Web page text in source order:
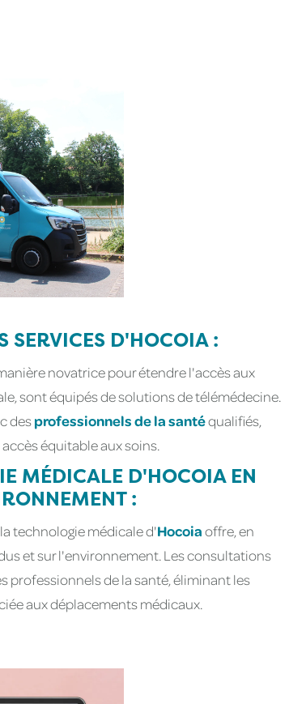
SERVICES D'HOCOIA :
novatrice pour étendre l'accès aux
sont équipés de solutions de télémédecine.
desprofessionnels de la santéqualifiés,
équitable aux soins.
MÉDICALE D'HOCOIA EN
:
technologie médicale d'Hocoiaoffre, en
et sur l'environnement. Les consultations
professionnels de la santé, éliminant les
aux déplacements médicaux.